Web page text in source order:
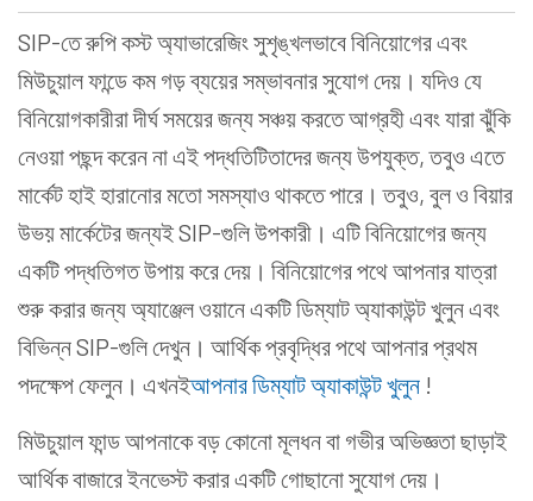
SIP-তে রুপি কস্ট অ্যাভারেজিং সুশৃঙ্খলভাবে বিনিয়োগের এবং
মিউচুয়াল ফান্ডে কম গড় ব্যয়ের সম্ভাবনার সুযোগ দেয়। যদিও যে
বিনিয়োগকারীরা দীর্ঘ সময়ের জন্য সঞ্চয় করতে আগ্রহী এবং যারা ঝুঁকি
নেওয়া পছন্দ করেন না এই পদ্ধতিটিতাদের জন্য উপযুক্ত, তবুও এতে
মার্কেট হাই হারানোর মতো সমস্যাও থাকতে পারে। তবুও, বুল ও বিয়ার
উভয় মার্কেটের জন্যই SIP-গুলি উপকারী। এটি বিনিয়োগের জন্য
একটি পদ্ধতিগত উপায় করে দেয়। বিনিয়োগের পথে আপনার যাত্রা
শুরু করার জন্য অ্যাঞ্জেল ওয়ানে একটি ডিম্যাট অ্যাকাউন্ট খুলুন এবং
বিভিন্ন SIP-গুলি দেখুন। আর্থিক প্রবৃদ্ধির পথে আপনার প্রথম
পদক্ষেপ ফেলুন। এখনইআপনার ডিম্যাট অ্যাকাউন্ট খুলুন !
মিউচুয়াল ফান্ড আপনাকে বড় কোনো মূলধন বা গভীর অভিজ্ঞতা ছাড়াই
আর্থিক বাজারে ইনভেস্ট করার একটি গোছানো সুযোগ দেয়।